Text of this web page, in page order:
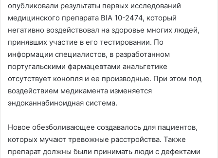
опубликовали результаты первых исследований
медицинского препарата BIA 10-2474, который
негативно воздействовал на здоровье многих людей,
принявших участие в его тестировании. По
информации специалистов, в разработанном
португальскими фармацевтами анальгетике
отсутствует конопля и ее производные. При этом под
воздействием медикамента изменяется
эндоканнабиноидная система.
Новое обезболивающее создавалось для пациентов,
которых мучают тревожные расстройства. Также
препарат должны были принимать люди с дефектами